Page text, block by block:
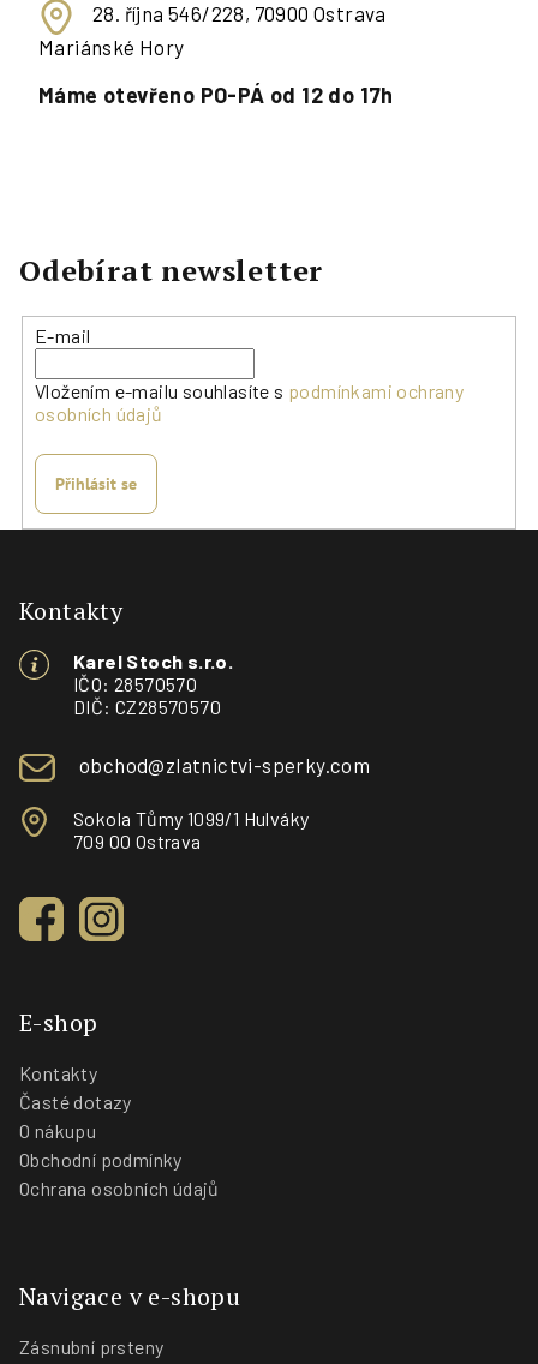
28. října 546/228, 70900 Ostrava
Mariánské Hory
Máme otevřeno PO-PÁ od 12 do 17h
Odebírat newsletter
E-mail
Vložením e-mailu souhlasíte s podmínkami ochrany
osobních údajů
Přihlásit se
Kontakty
Karel Stoch s.r.o.
IČO: 28570570
DIČ: CZ28570570
obchod@zlatnictvi-sperky.com
Sokola Tůmy 1099/1 Hulváky
709 00 Ostrava
E-shop
Kontakty
Časté dotazy
O nákupu
Obchodní podmínky
Ochrana osobních údajů
Navigace v e-shopu
Zásnubní prsteny